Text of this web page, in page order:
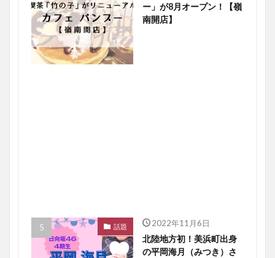
ー」が8月オープン！【嶺
南開店】
話題 2022年11月6日
北陸地方初！美浜町出身
の平岡海月（みつき）さ